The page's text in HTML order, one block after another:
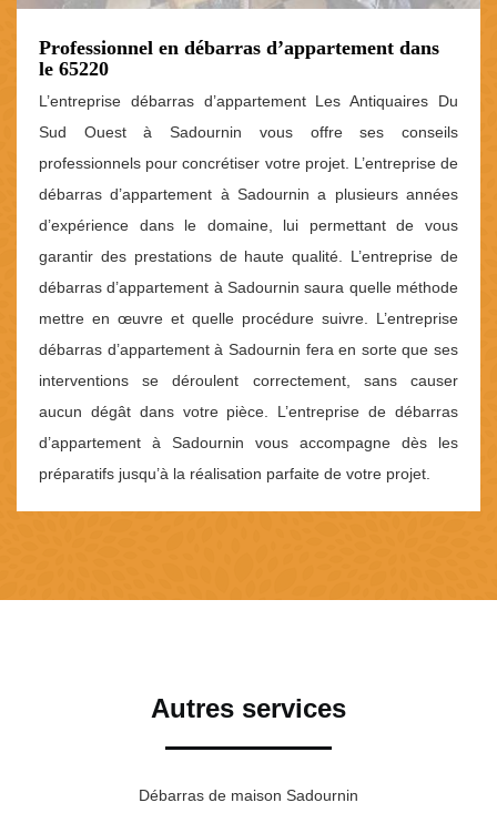
Professionnel en débarras d’appartement dans
le 65220
L’entreprise débarras d’appartement Les Antiquaires Du
Sud Ouest à Sadournin vous offre ses conseils
professionnels pour concrétiser votre projet. L’entreprise de
débarras d’appartement à Sadournin a plusieurs années
d’expérience dans le domaine, lui permettant de vous
garantir des prestations de haute qualité. L’entreprise de
débarras d’appartement à Sadournin saura quelle méthode
mettre en œuvre et quelle procédure suivre. L’entreprise
débarras d’appartement à Sadournin fera en sorte que ses
interventions se déroulent correctement, sans causer
aucun dégât dans votre pièce. L’entreprise de débarras
d’appartement à Sadournin vous accompagne dès les
préparatifs jusqu’à la réalisation parfaite de votre projet.
Autres services
Débarras de maison Sadournin